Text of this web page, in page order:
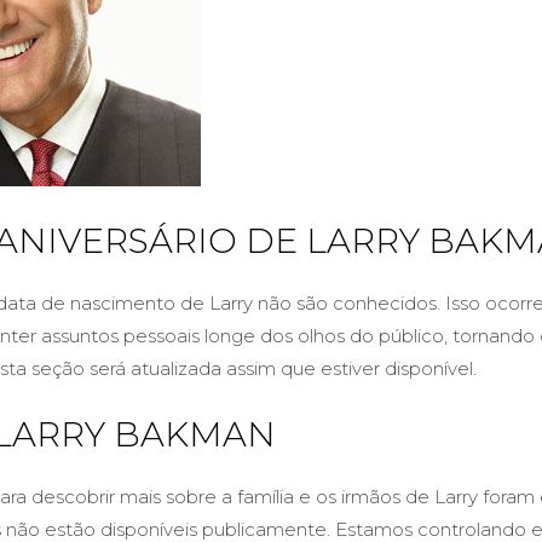
DE LARRY
de nascimento de Larry não são conhecidos. Isso
assuntos pessoais longe dos olhos do público, tornando
seção será atualizada assim que estiver disponível.
BAKMAN
descobrir mais sobre a família e os irmãos de Larry foram
não estão disponíveis publicamente. Estamos controlando